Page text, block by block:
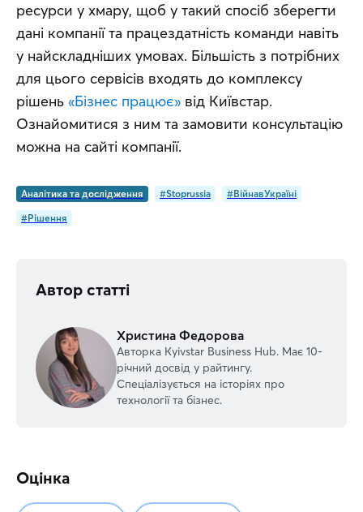
ресурси у хмару, щоб у такий спосіб зберегти
дані компанії та працездатність команди навіть
у найскладніших умовах. Більшість з потрібних
для цього сервісів входять до комплексу
рішень «Бізнес працює» від Київстар.
Ознайомитися з ним та замовити консультацію
можна на сайті компанії.
Аналітика та дослідження #Stoprussia
#ВійнавУкраїні
#Рішення
Автор статті
Христина Федорова
Авторка Kyivstar Business Hub. Має 10-
річний досвід у райтингу.
Спеціалізується на історіях про
технології та бізнес.
Оцінка